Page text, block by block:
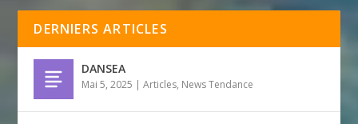
DERNIERS ARTICLES
DANSEA
Mai 5, 2025 |Articles, News Tendance